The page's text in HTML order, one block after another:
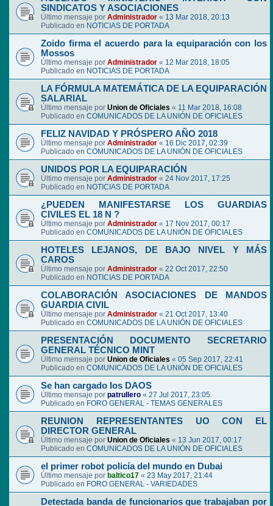
SINDICATOS Y ASOCIACIONES
Último mensaje por Administrador « 13 Mar 2018, 20:13
Publicado en NOTICIAS DE PORTADA
Zoido firma el acuerdo para la equiparación con los
Mossos
Último mensaje por Administrador « 12 Mar 2018, 18:05
Publicado en NOTICIAS DE PORTADA
LA FÓRMULA MATEMÁTICA DE LA EQUIPARACIÓN
SALARIAL
Último mensaje por Union de Oficiales « 11 Mar 2018, 16:08
Publicado en COMUNICADOS DE LA UNIÓN DE OFICIALES
FELIZ NAVIDAD Y PRÓSPERO AÑO 2018
Último mensaje por Administrador « 16 Dic 2017, 02:39
Publicado en COMUNICADOS DE LA UNIÓN DE OFICIALES
UNIDOS POR LA EQUIPARACIÓN
Último mensaje por Administrador « 24 Nov 2017, 17:25
Publicado en NOTICIAS DE PORTADA
¿PUEDEN MANIFESTARSE LOS GUARDIAS
CIVILES EL 18 N ?
Último mensaje por Administrador « 17 Nov 2017, 00:17
Publicado en COMUNICADOS DE LA UNIÓN DE OFICIALES
HOTELES LEJANOS, DE BAJO NIVEL Y MÁS
CAROS
Último mensaje por Administrador « 22 Oct 2017, 22:50
Publicado en NOTICIAS DE PORTADA
COLABORACIÓN ASOCIACIONES DE MANDOS
GUARDIA CIVIL
Último mensaje por Administrador « 21 Oct 2017, 13:40
Publicado en COMUNICADOS DE LA UNIÓN DE OFICIALES
PRESENTACIÓN DOCUMENTO SECRETARIO
GENERAL TÉCNICO MINT
Último mensaje por Union de Oficiales « 05 Sep 2017, 22:41
Publicado en COMUNICADOS DE LA UNIÓN DE OFICIALES
Se han cargado los DAOS
Último mensaje por patrullero « 27 Jul 2017, 23:05
Publicado en FORO GENERAL - TEMAS GENERALES
REUNION REPRESENTANTES UO CON EL
DIRECTOR GENERAL
Último mensaje por Union de Oficiales « 13 Jun 2017, 00:17
Publicado en COMUNICADOS DE LA UNIÓN DE OFICIALES
el primer robot policía del mundo en Dubai
Último mensaje por baltico17 « 23 May 2017, 21:44
Publicado en FORO GENERAL - VARIEDADES
Detectada banda de funcionarios que trabajaban por